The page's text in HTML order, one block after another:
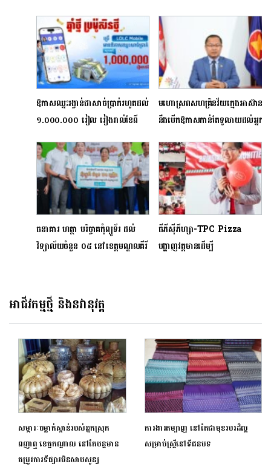
ឱកាសឈ្នះរង្វាន់ជាសាច់ប្រាក់រហូតដល់
​១.០០០.០០០ រៀល រៀងរាល់ខែពី
LOLC Mobile ស្គែនទូទាត់
លើការចាយវាយរបស់លោកអ្នក
មហោស្រពសហគ្រិនវ័យក្មេងអាស៊ាន
នឹងបើកឱកាសកាន់តែទូលាយដល់អ្នក
បានផលចំណេញ
ធនាគារ ហត្ថា បរិច្ចាគកុំព្យូទ័រ ដល់
វិទ្យាល័យចំនួន ០៥ នៅខេត្តមណ្ឌលគីរី
ធីភីស៊ីភីហ្សា-TPC Pizza
បង្ហាញវត្តមានដើម្បី
អាជីវកម្មថ្មី និងនវានុវត្ត
សម្ភារៈចម្លាក់ស្ពាន់របស់អ្នកស្រុក
ពញាឮ ខេត្តកណ្តាល នៅតែបន្តមាន
តម្រូវការទីផ្សារមិនសាបសូន្យ
ការងារតម្បាញ នៅតែជាមុខរបរដ៏ល្អ
សម្រាប់ស្ត្រីនៅទីជនបទ